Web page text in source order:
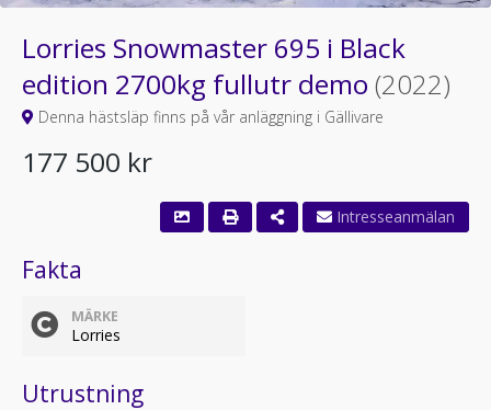
Lorries Snowmaster 695 i Black
edition 2700kg fullutr demo (2022)
Denna hästsläp finns på vår anläggning i Gällivare
177 500 kr
Fakta
MÄRKE
Lorries
Utrustning